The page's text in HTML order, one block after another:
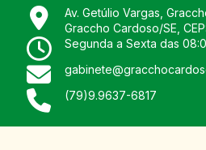
Av. Getúlio Vargas,
Graccho Cardoso/SE , CEP:
Segunda a Sexta das
(79)9.9637-6817